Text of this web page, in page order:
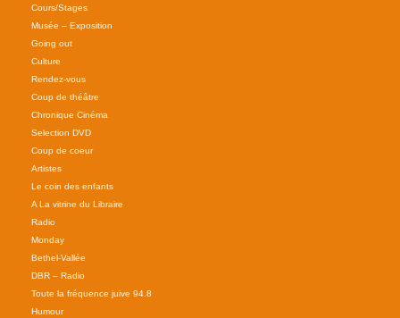
Cours/Stages
Musée – Exposition
Going out
Culture
Rendez-vous
Coup de théâtre
Chronique Cinéma
Selection DVD
Coup de coeur
Artistes
Le coin des enfants
A La vitrine du Libraire
Radio
Monday
Bethel-Vallée
DBR – Radio
Toute la fréquence juive 94.8
Humour